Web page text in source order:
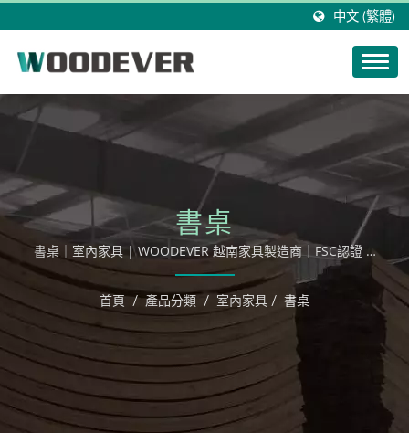
中文 (繁體)
書桌
書桌｜室內家具 | WOODEVER 越南家具製造商｜FSC認證 &
客製化 OEM/ODM 生產 / 茂禾製造全系列木製休閒用品，從
吊床，吊椅，鞦韆到各類組成戶外家具。
首頁 / 產品分類 / 室內家具 / 書桌